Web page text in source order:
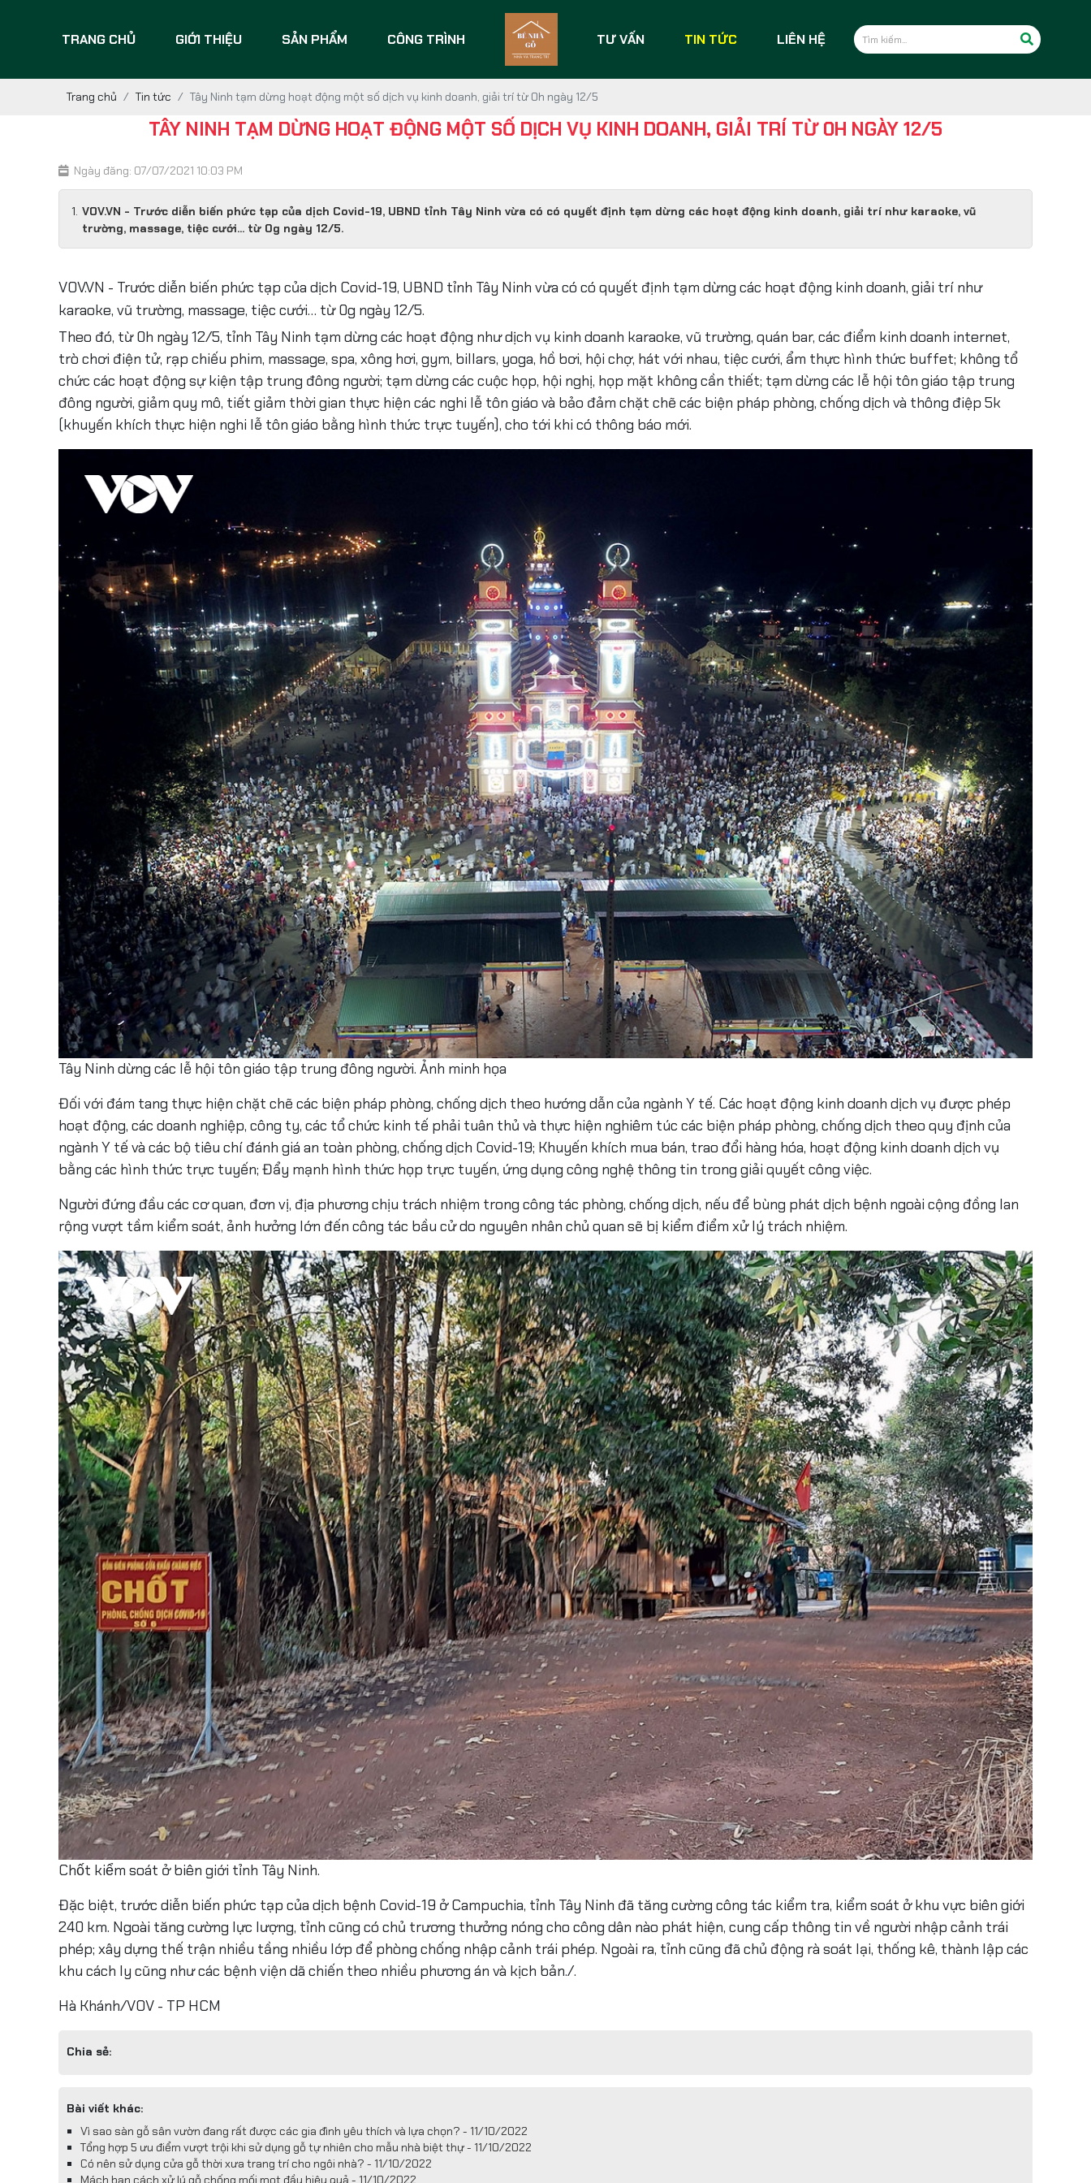
TRANG CHỦ GIỚI THIỆU SẢN PHẨM CÔNG TRÌNH TƯ VẤN TIN TỨC LIÊN HỆ
Trang chủ Tin tức Tây Ninh tạm dừng hoạt động một số dịch vụ kinh doanh, giải trí từ 0h ngày 12/5
TÂY NINH TẠM DỪNG HOẠT ĐỘNG MỘT SỐ DỊCH VỤ KINH DOANH, GIẢI TRÍ TỪ 0H NGÀY 12/5
Ngày đăng: 07/07/2021 10:03 PM
VOV.VN - Trước diễn biến phức tạp của dịch Covid-19, UBND tỉnh Tây Ninh vừa có có quyết định tạm dừng các hoạt động kinh doanh, giải trí như karaoke, vũ
trường, massage, tiệc cưới… từ 0g ngày 12/5.
VOV.VN - Trước diễn biến phức tạp của dịch Covid-19, UBND tỉnh Tây Ninh vừa có có quyết định tạm dừng các hoạt động kinh doanh, giải trí như
karaoke, vũ trường, massage, tiệc cưới… từ 0g ngày 12/5.
Theo đó, từ 0h ngày 12/5, tỉnh Tây Ninh tạm dừng các hoạt động như dịch vụ kinh doanh karaoke, vũ trường, quán bar, các điểm kinh doanh internet,
trò chơi điện tử, rạp chiếu phim, massage, spa, xông hơi, gym, billars, yoga, hồ bơi, hội chợ, hát với nhau, tiệc cưới, ẩm thực hình thức buffet; không tổ
chức các hoạt động sự kiện tập trung đông người; tạm dừng các cuộc họp, hội nghị, họp mặt không cần thiết; tạm dừng các lễ hội tôn giáo tập trung
đông người, giảm quy mô, tiết giảm thời gian thực hiện các nghi lễ tôn giáo và bảo đảm chặt chẽ các biện pháp phòng, chống dịch và thông điệp 5k
(khuyến khích thực hiện nghi lễ tôn giáo bằng hình thức trực tuyến), cho tới khi có thông báo mới.
Tây Ninh dừng các lễ hội tôn giáo tập trung đông người. Ảnh minh họa
Đối với đám tang thực hiện chặt chẽ các biện pháp phòng, chống dịch theo hướng dẫn của ngành Y tế. Các hoạt động kinh doanh dịch vụ được phép
hoạt động, các doanh nghiệp, công ty, các tổ chức kinh tế phải tuân thủ và thực hiện nghiêm túc các biện pháp phòng, chống dịch theo quy định của
ngành Y tế và các bộ tiêu chí đánh giá an toàn phòng, chống dịch Covid-19; Khuyến khích mua bán, trao đổi hàng hóa, hoạt động kinh doanh dịch vụ
bằng các hình thức trực tuyến; Đẩy mạnh hình thức họp trực tuyến, ứng dụng công nghệ thông tin trong giải quyết công việc.
Người đứng đầu các cơ quan, đơn vị, địa phương chịu trách nhiệm trong công tác phòng, chống dịch, nếu để bùng phát dịch bệnh ngoài cộng đồng lan
rộng vượt tầm kiểm soát, ảnh hưởng lớn đến công tác bầu cử do nguyên nhân chủ quan sẽ bị kiểm điểm xử lý trách nhiệm.
Chốt kiểm soát ở biên giới tỉnh Tây Ninh.
Đặc biệt, trước diễn biến phức tạp của dịch bệnh Covid-19 ở Campuchia, tỉnh Tây Ninh đã tăng cường công tác kiểm tra, kiểm soát ở khu vực biên giới
240 km. Ngoài tăng cường lực lượng, tỉnh cũng có chủ trương thưởng nóng cho công dân nào phát hiện, cung cấp thông tin về người nhập cảnh trái
phép; xây dựng thế trận nhiều tầng nhiều lớp để phòng chống nhập cảnh trái phép. Ngoài ra, tỉnh cũng đã chủ động rà soát lại, thống kê, thành lập các
khu cách ly cũng như các bệnh viện dã chiến theo nhiều phương án và kịch bản./.
Hà Khánh/VOV - TP HCM
Chia sẻ:
Bài viết khác:
Vì sao sàn gỗ sân vườn đang rất được các gia đình yêu thích và lựa chọn? - 11/10/2022
Tổng hợp 5 ưu điểm vượt trội khi sử dụng gỗ tự nhiên cho mẫu nhà biệt thự - 11/10/2022
Có nên sử dụng cửa gỗ thời xưa trang trí cho ngôi nhà? - 11/10/2022
Mách bạn cách xử lý gỗ chống mối mọt đầy hiệu quả - 11/10/2022